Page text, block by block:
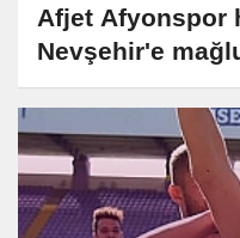
Afjet Afyonspor
Nevşehir'e